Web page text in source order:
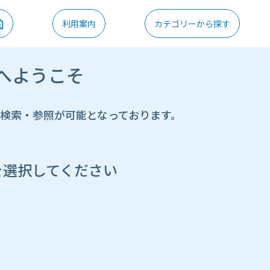
利用案内 カテゴリーから探す
ようこそ
・参照が可能となっております。
択してください